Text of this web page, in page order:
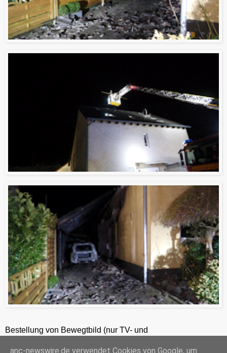
Bestellung von Bewegtbild (nur TV- und
ANC-NEWS-TELEVISION GmbH, Laaksweg 7, 45359 Essen, HRB 12411, Amtsgericht Essen, Geschäftsführer: C. Anhuth
anc-newswire.de verwendet Cookies von Google, um